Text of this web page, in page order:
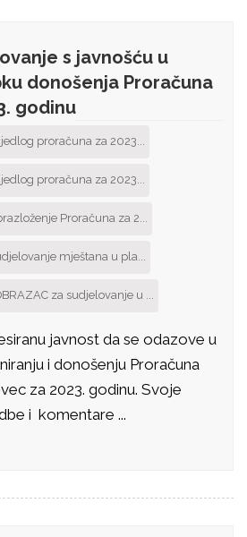
s javnošću u
donošenja Proračuna
godinu
proračuna za 2023...
proračuna za 2023...
Proračuna za 2...
mještana u pla...
za sudjelovanje u ...
javnost da se odazove u
i donošenju Proračuna
za 2023. godinu. Svoje
i komentare ...